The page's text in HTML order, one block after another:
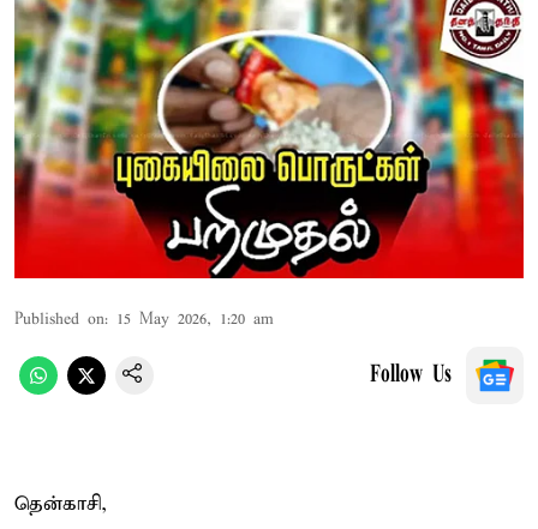
Published on: 15 May 2026, 1:20 am
Follow Us
தென்காசி,